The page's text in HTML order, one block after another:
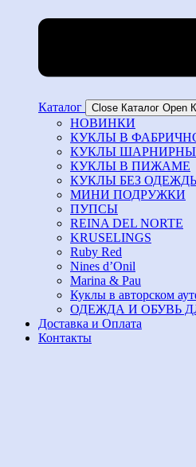
Каталог Close Каталог Open
НОВИНКИ
КУКЛЫ В
КУКЛЫ
КУКЛЫ В ПИЖАМЕ
КУКЛЫ БЕЗ
МИНИ ПОДРУЖКИ
ПУПСЫ
REINA DEL NORTE
KRUSELINGS
Ruby Red
Nines d’Onil
Marina & Pau
Куклы в авторском
ОДЕЖДА И ОБУВЬ
Доставка и Оплата
Контакты